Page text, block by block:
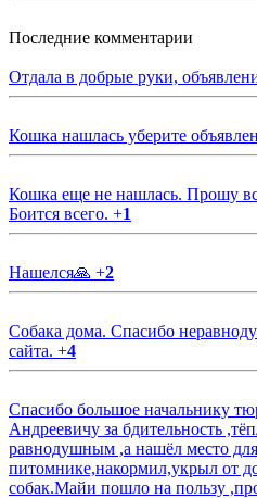
Последние комментарии
Отдала в добрые руки,
Кошка нашлась уберите
Кошка еще не нашлась. Прошу
Боится всего. +1
Нашелся🙏 +2
Собака дома. Спасибо
сайта. +4
Спасибо большое начальнику
Андреевичу за бдительность
равнодушным ,а нашёл место
питомнике,накормил,укрыл от
собак.Майи пошло на пользу